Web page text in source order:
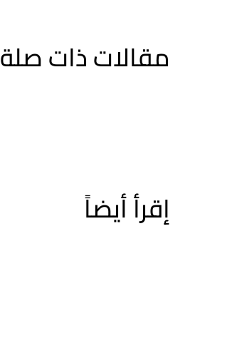
مقالات ذات صلة
إقرأ أيضاً